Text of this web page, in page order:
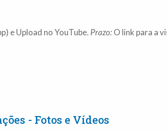
e Upload no YouTube. Prazo:O link para a
- Fotos e Vídeos